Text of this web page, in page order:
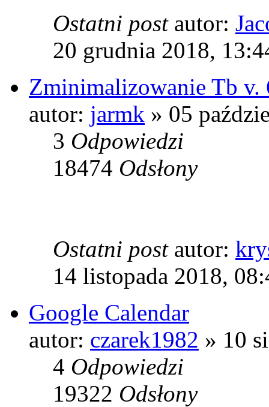
Ostatni post autor:
20 grudnia 2018,
Zminimalizowanie Tb v.
autor: jarmk » 05
3 Odpowiedzi
18474 Odsłony
Ostatni post autor:
14 listopada 2018,
Google Calendar
autor: czarek1982 » 10
4 Odpowiedzi
19322 Odsłony